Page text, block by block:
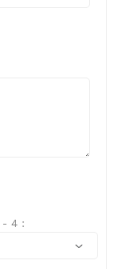
- 4 :